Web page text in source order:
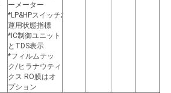
ーメーター
*LP&HPスイッチ;
運用状態指標
*IC制御ユニット
とTDS表示
*フィルムテッ
ク/ヒラナウティ
クス RO膜はオ
プション